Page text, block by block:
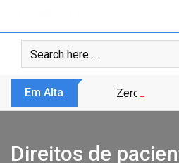
content
Em Alta Zero Trust
Direitos de